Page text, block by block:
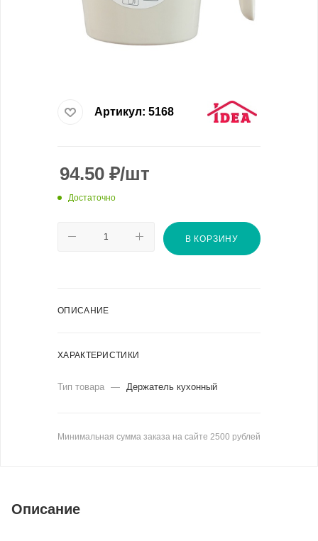
Артикул: 5168
94.50 ₽/шт
Достаточно
В КОРЗИНУ
ОПИСАНИЕ
ХАРАКТЕРИСТИКИ
Тип товара — Держатель кухонный
Минимальная сумма заказа на сайте 2500 рублей
Описание